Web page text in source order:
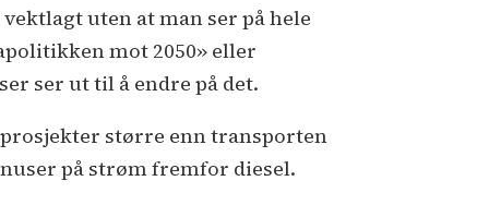
uten at man ser på hele
mot 2050» eller
ser ut til å endre på det.
større enn transporten
på strøm fremfor diesel.